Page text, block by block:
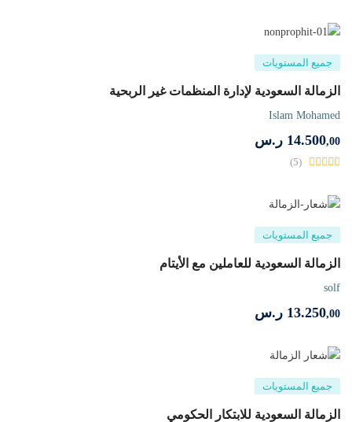
جميع المستويات
الزمالة السعودية لإدارة المنظمات غير الربحية
Islam Mohamed
14.500,00 ر.س
(5)
جميع المستويات
الزمالة السعودية للعاملين مع الأيتام
solf
13.250,00 ر.س
جميع المستويات
الزمالة السعودية للابتكار الحكومي